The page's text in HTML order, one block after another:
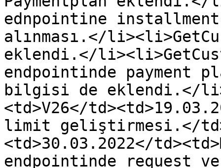
ednpointine
alınması.</
eklendi.</
endpointinde payment
bilgisi de eklendi.</
<td>V26</
limit geliştirmesi.</
<td>30.03.2022</
endpointinde request